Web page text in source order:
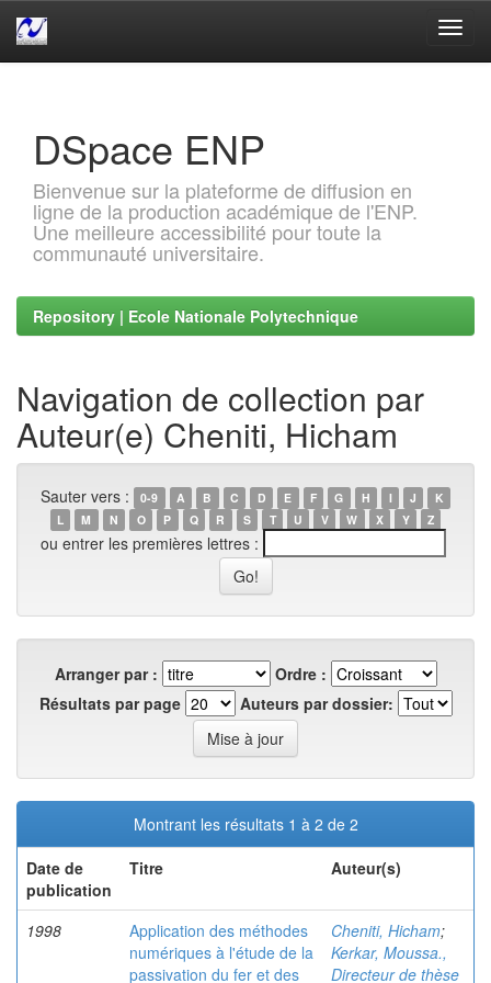
DSpace ENP
Bienvenue sur la plateforme de diffusion en
ligne de la production académique de l'ENP.
Une meilleure accessibilité pour toute la
communauté universitaire.
Repository | Ecole Nationale Polytechnique
Navigation de collection par
Auteur(e) Cheniti, Hicham
Sauter vers : 0-9 A B C D E F G H I J
K
L
M N O P Q R S T U V W X Y Z
ou entrer les premières lettres :
Arranger par :
Ordre :
Résultats par page
Auteurs par dossier:
Montrant les résultats 1 à 2 de 2
Date de
publication
Titre Auteur(s)
1998
Application des méthodes
numériques à l'étude de la
passivation du fer et des
Cheniti, Hicham;
Kerkar, Moussa.,
Directeur de thèse